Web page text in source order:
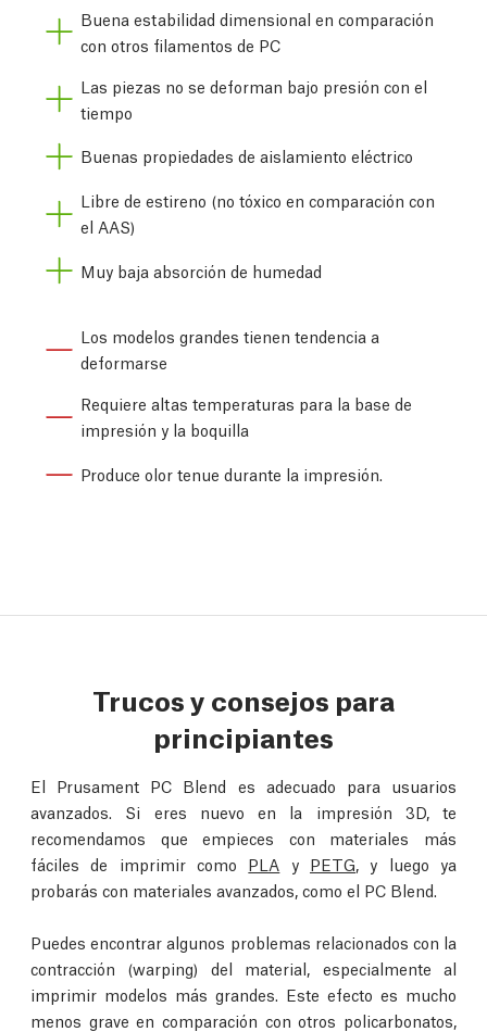
Buena estabilidad dimensional en comparación
con otros filamentos de PC
Las piezas no se deforman bajo presión con el
tiempo
Buenas propiedades de aislamiento eléctrico
Libre de estireno (no tóxico en comparación con
el AAS)
Muy baja absorción de humedad
Los modelos grandes tienen tendencia a
deformarse
Requiere altas temperaturas para la base de
impresión y la boquilla
Produce olor tenue durante la impresión.
Trucos y consejos para
principiantes
El Prusament PC Blend es adecuado para usuarios
avanzados. Si eres nuevo en la impresión 3D, te
recomendamos que empieces con materiales más
fáciles de imprimir como PLA y PETG , y luego ya
probarás con materiales avanzados, como el PC Blend.
Puedes encontrar algunos problemas relacionados con la
contracción (warping) del material, especialmente al
imprimir modelos más grandes. Este efecto es mucho
menos grave en comparación con otros policarbonatos,